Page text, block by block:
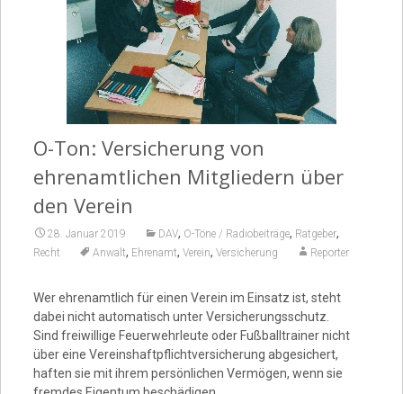
Video
O-Ton: Versicherung von
ehrenamtlichen Mitgliedern über
den Verein
28. Januar 2019 DAV, O-Töne / Radiobeiträge, Ratgeber,
Recht Anwalt, Ehrenamt, Verein, Versicherung Reporter
Wer ehrenamtlich für einen Verein im Einsatz ist, steht
dabei nicht automatisch unter Versicherungsschutz.
Sind freiwillige Feuerwehrleute oder Fußballtrainer nicht
über eine Vereinshaftpflichtversicherung abgesichert,
haften sie mit ihrem persönlichen Vermögen, wenn sie